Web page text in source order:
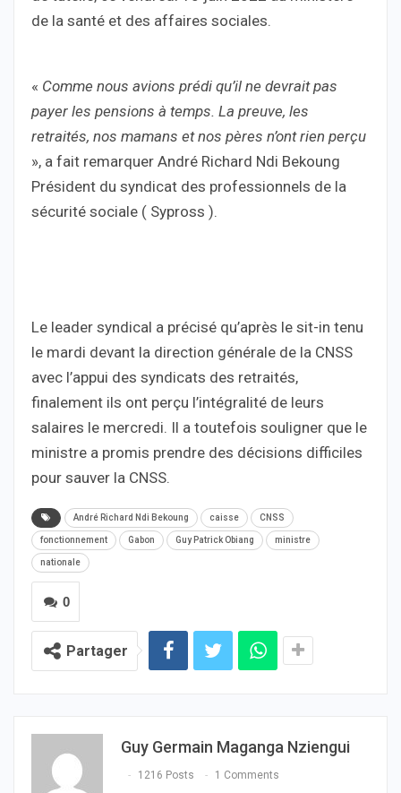
de la santé et des affaires sociales.
« Comme nous avions prédi qu’il ne devrait pas
payer les pensions à temps. La preuve, les
retraités, nos mamans et nos pères n’ont rien perçu
», a fait remarquer André Richard Ndi Bekoung
Président du syndicat des professionnels de la
sécurité sociale ( Sypross ).
Le leader syndical a précisé qu’après le sit-in tenu
le mardi devant la direction générale de la CNSS
avec l’appui des syndicats des retraités,
finalement ils ont perçu l’intégralité de leurs
salaires le mercredi. Il a toutefois souligner que le
ministre a promis prendre des décisions difficiles
pour sauver la CNSS.
André Richard Ndi Bekoung caisse CNSS
fonctionnement Gabon Guy Patrick Obiang ministre
nationale
0
Partager
Guy Germain Maganga Nziengui
1216 Posts 1 Comments